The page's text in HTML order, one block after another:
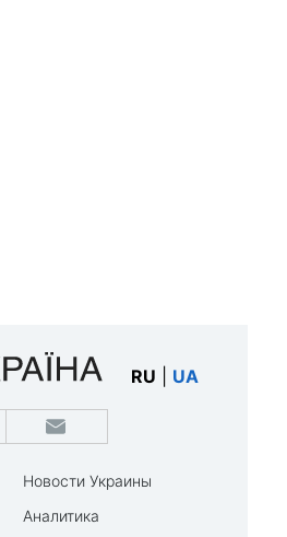
RU UA
Новости Украины
Аналитика